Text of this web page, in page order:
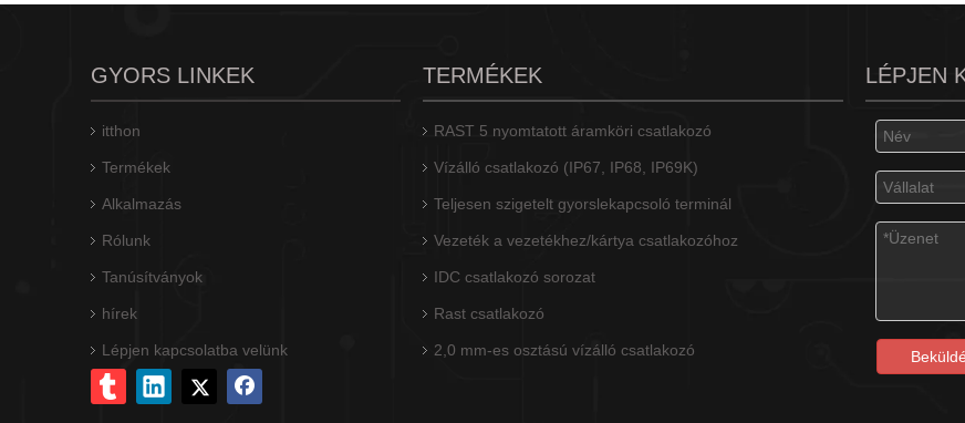
GYORS LINKEK
itthon
Termékek
Alkalmazás
Rólunk
Tanúsítványok
hírek
Lépjen kapcsolatba velünk
TERMÉKEK
RAST 5 nyomtatott áramköri csatlakozó
Vízálló csatlakozó (IP67, IP68, IP69K)
Teljesen szigetelt gyorslekapcsoló terminál
Vezeték a vezetékhez/kártya csatlakozóhoz
IDC csatlakozó sorozat
Rast csatlakozó
2,0 mm-es osztású vízálló csatlakozó
LÉPJEN